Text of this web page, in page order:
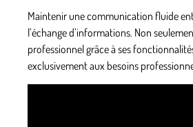
Maintenir une communication fluide
l’échange d’informations. Non
professionnel grâce à ses
exclusivement aux besoins